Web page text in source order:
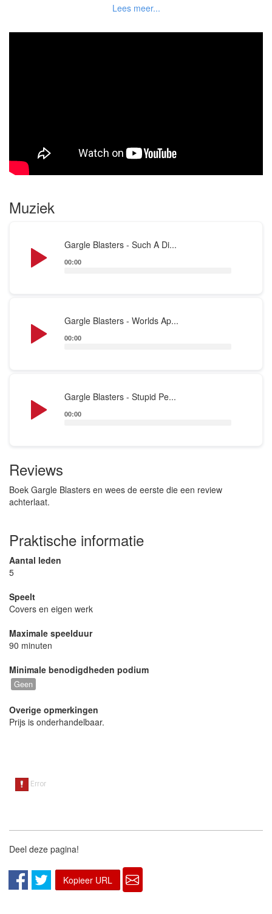
sounds die ervoor zorgen dat je niet stil kunt blijven
Zin in een muzikale kick? Geniet van je Gargle
Blaster en vraag er nog maar eentje!
Muziek
Gargle Blasters - Such A Di...
Player
00:00
Gargle Blasters - Worlds Ap...
Player
00:00
Gargle Blasters - Stupid Pe...
Player
00:00
Reviews
Boek Gargle Blasters en wees de eerste die een review
achterlaat.
Praktische informatie
Aantal leden
5
Speelt
Covers en eigen werk
Maximale speelduur
90 minuten
Minimale benodigdheden podium
Geen
Overige opmerkingen
Prijs is onderhandelbaar.
Deel deze pagina!
Kopieer URL